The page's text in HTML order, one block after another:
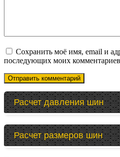
Сохранить моё имя, email и
последующих моих
Расчет давления шин
Расчет размеров шин